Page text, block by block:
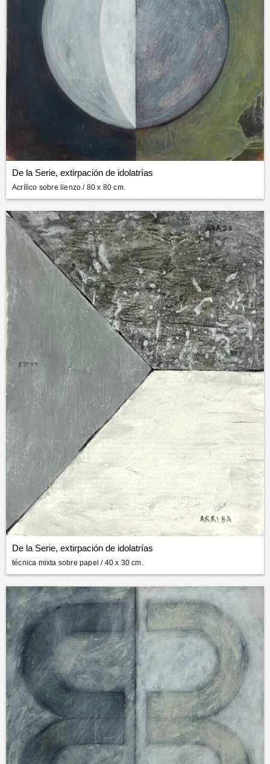
De la Serie, extirpación de idolatrías
Acrílico sobre lienzo / 80 x 80 cm.
De la Serie, extirpación de idolatrías
técnica mixta sobre papel / 40 x 30 cm.